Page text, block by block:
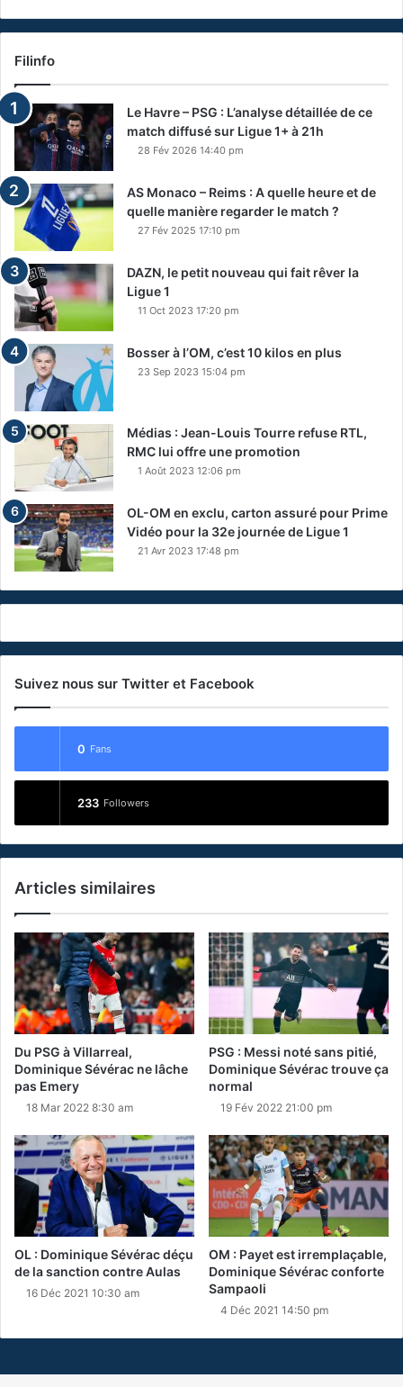
Filinfo
Le Havre – PSG : L’analyse détaillée de ce
match diffusé sur Ligue 1+ à 21h
28 Fév 2026 14:40 pm
AS Monaco – Reims : A quelle heure et de
quelle manière regarder le match ?
27 Fév 2025 17:10 pm
DAZN, le petit nouveau qui fait rêver la
Ligue 1
11 Oct 2023 17:20 pm
Bosser à l’OM, c’est 10 kilos en plus
23 Sep 2023 15:04 pm
Médias : Jean-Louis Tourre refuse RTL,
RMC lui offre une promotion
1 Août 2023 12:06 pm
OL-OM en exclu, carton assuré pour Prime
Vidéo pour la 32e journée de Ligue 1
21 Avr 2023 17:48 pm
Suivez nous sur Twitter et Facebook
0 Fans
233 Followers
Articles similaires
Du PSG à Villarreal,
Dominique Sévérac ne lâche
pas Emery
18 Mar 2022 8:30 am
PSG : Messi noté sans pitié,
Dominique Sévérac trouve ça
normal
19 Fév 2022 21:00 pm
OL : Dominique Sévérac déçu
de la sanction contre Aulas
16 Déc 2021 10:30 am
OM : Payet est irremplaçable,
Dominique Sévérac conforte
Sampaoli
4 Déc 2021 14:50 pm